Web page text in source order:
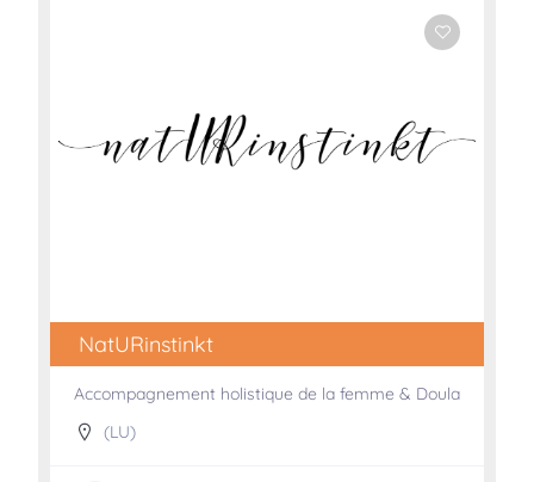
NatURinstinkt
Accompagnement holistique de la femme & Doula
(LU)